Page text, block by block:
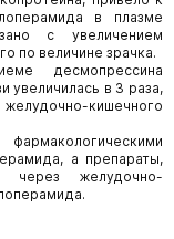
в плазме
с увеличением
по величине зрачка.
десмопрессина
увеличилась в 3 раза,
кишечного
а препараты,
через желудочно-